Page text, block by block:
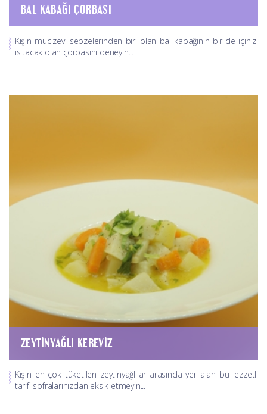
BAL KABAĞI ÇORBASI
Kışın mucizevi sebzelerinden biri olan bal kabağının bir de içinizi
ısıtacak olan çorbasını deneyin...
ZEYTINYAĞLI KEREVIZ
Kışın en çok tüketilen zeytinyağlılar arasında yer alan bu lezzetli
tarifi sofralarınızdan eksik etmeyin...